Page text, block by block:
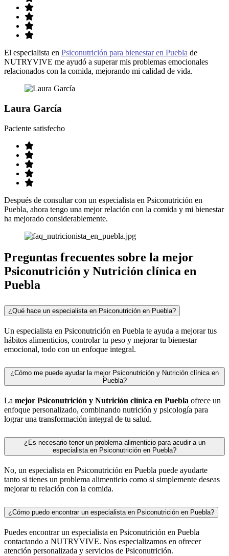
El especialista en Psiconutrición para bienestar en Puebla de
NUTRYVIVE me ayudó a superar mis problemas emocionales
relacionados con la comida, mejorando mi calidad de vida.
Laura García
Paciente satisfecho
Después de consultar con un especialista en Psiconutrición en
Puebla, ahora tengo una mejor relación con la comida y mi bienestar
ha mejorado considerablemente.
Preguntas frecuentes sobre la mejor
Psiconutrición y Nutrición clínica en
Puebla
¿Qué hace un especialista en Psiconutrición en Puebla?
Un especialista en Psiconutrición en Puebla te ayuda a mejorar tus
hábitos alimenticios, controlar tu peso y mejorar tu bienestar
emocional, todo con un enfoque integral.
¿Cómo me puede ayudar la mejor Psiconutrición y Nutrición clínica en
Puebla?
La mejor Psiconutrición y Nutrición clínica en Puebla ofrece un
enfoque personalizado, combinando nutrición y psicología para
lograr una transformación integral de tu salud.
¿Es necesario tener un problema alimenticio para acudir a un
especialista en Psiconutrición en Puebla?
No, un especialista en Psiconutrición en Puebla puede ayudarte
tanto si tienes un problema alimenticio como si simplemente deseas
mejorar tu relación con la comida.
¿Cómo puedo encontrar un especialista en Psiconutrición en Puebla?
Puedes encontrar un especialista en Psiconutrición en Puebla
contactando a NUTRYVIVE. Nos especializamos en ofrecer
atención personalizada y servicios de Psiconutrición.